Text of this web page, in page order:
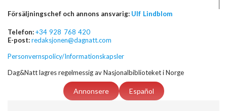
Försäljningschef och annons ansvarig: Ulf Lindblom
Telefon:+34 928 768 420
E-post:redaksjonen@dagnatt.com
Personvernspolicy/Informationskapsler
Dag&Natt lagres regelmessig av Nasjonalbiblioteket i Norge
Annonsere Español